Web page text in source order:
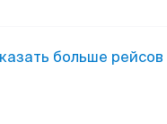
больше рейсов